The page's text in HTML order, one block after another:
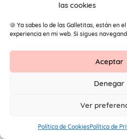
las cookies
🍪 Ya sabes lo de las Galletitas, están en
experiencia en mi web. Si sigues
Aceptar
Denegar
Ver
Política de CookiesPolítica de
Aviso Legal
© 2026 Primeros Pendientes by
derechos